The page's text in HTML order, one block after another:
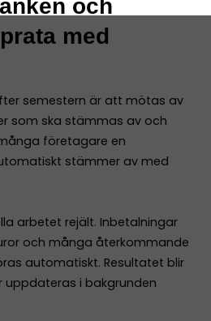
och
med
semestern är att mötas av
som ska stämmas av och
företagare en
stämmer av med
arbetet rejält. Inbetalningar
och många återkommande
automatiskt. Resultatet blir
i bakgrunden